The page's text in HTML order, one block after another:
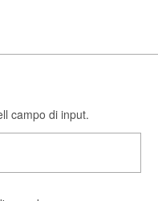
campo di input.